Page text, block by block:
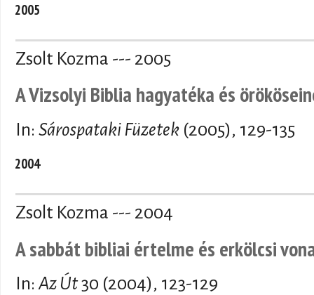
2005
Zsolt Kozma --- 2005
A Vizsolyi Biblia hagyatéka és
In: Sárospataki Füzetek (2005), 129-135
2004
Zsolt Kozma --- 2004
A sabbát bibliai értelme és erkölcsi
In:Az Út30 (2004), 123-129